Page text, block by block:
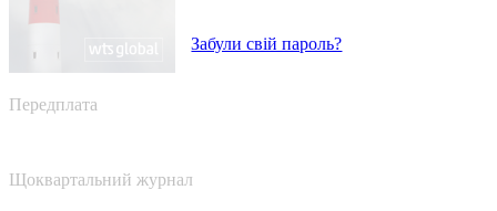
Забули свій пароль?
Передплата
Щоквартальний журнал